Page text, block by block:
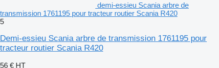
demi-essieu Scania arbre de
transmission 1761195 pour tracteur routier Scania R420
5
Demi-essieu Scania arbre de transmission 1761195 pour
tracteur routier Scania R420
56 € HT